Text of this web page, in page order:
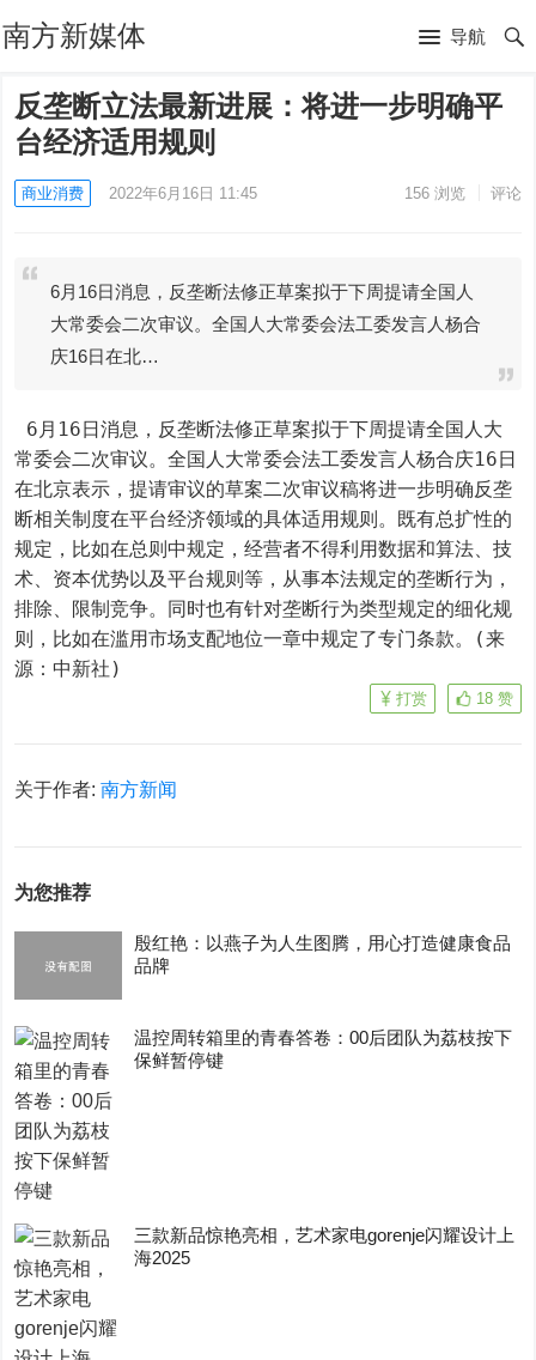
南方新媒体 导航
反垄断立法最新进展：将进一步明确平
台经济适用规则
商业消费 2022年6月16日 11:45 156浏览 评论
6月16日消息，反垄断法修正草案拟于下周提请全国人
大常委会二次审议。全国人大常委会法工委发言人杨合
庆16日在北…
常委会二次审议。全国人大常委会法工委发言人杨合庆16日
在北京表示，提请审议的草案二次审议稿将进一步明确反垄
断相关制度在平台经济领域的具体适用规则。既有总扩性的
规定，比如在总则中规定，经营者不得利用数据和算法、技
术、资本优势以及平台规则等，从事本法规定的垄断行为，
排除、限制竞争。同时也有针对垄断行为类型规定的细化规
则，比如在滥用市场支配地位一章中规定了专门条款。(来
源：中新社)
18 赞
打赏
关于作者:南方新闻
为您推荐
殷红艳：以燕子为人生图腾，用心打造健康食品
品牌
温控周转箱里的青春答卷：00后团队为荔枝按下
保鲜暂停键
三款新品惊艳亮相，艺术家电gorenje闪耀设计上
海2025